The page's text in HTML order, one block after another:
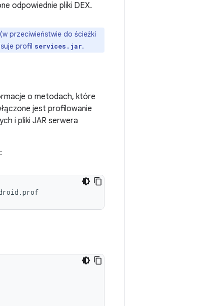
odpowiednie pliki DEX.
przeciwieństwie do ścieżki
profil services.jar.
o metodach, które
jest profilowanie
i pliki JAR serwera